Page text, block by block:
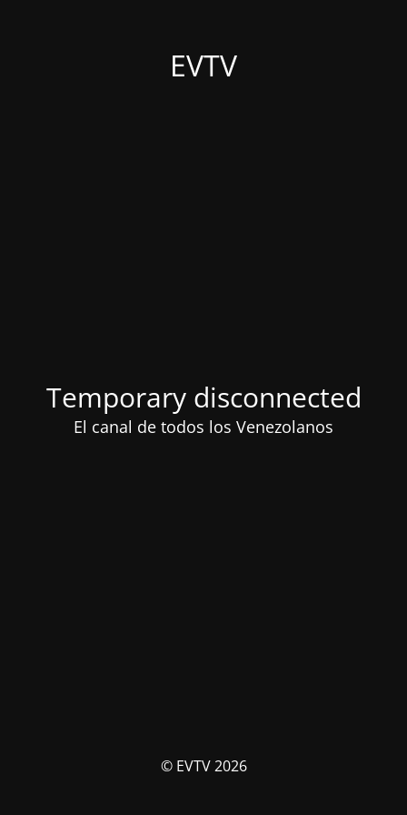
EVTV
Temporary disconnected
El canal de todos los Venezolanos
© EVTV 2026